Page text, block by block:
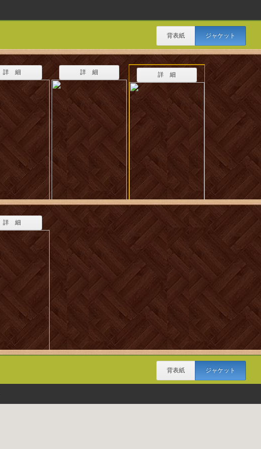
背表紙 ジャケット
詳 細 詳 細 詳 細
詳 細
背表紙 ジャケット